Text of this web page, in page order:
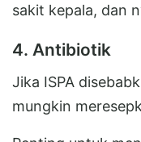
sakit kepala, dan
4. Antibiotik
Jika ISPA
mungkin